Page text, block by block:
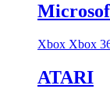
Xbox Xbox
ATARI